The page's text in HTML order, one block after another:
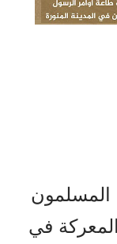
المسلمون
المعركة في